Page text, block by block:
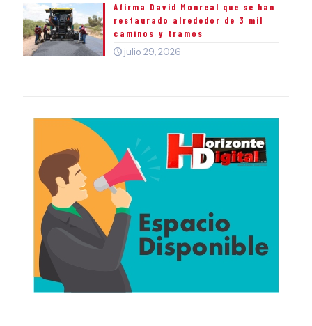
Afirma David Monreal que se han
restaurado alrededor de 3 mil
caminos y tramos
julio 29, 2026